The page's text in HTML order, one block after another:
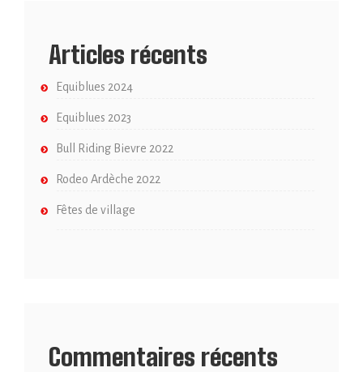
Articles récents
Equiblues 2024
Equiblues 2023
Bull Riding Bievre 2022
Rodeo Ardèche 2022
Fêtes de village
Commentaires récents